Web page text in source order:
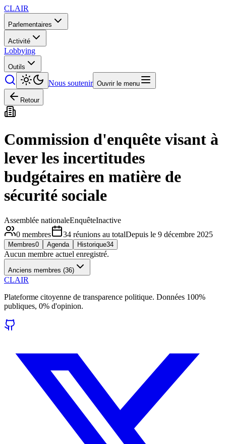
CLAIR
Parlementaires
Activité
Lobbying
Outils
Nous soutenir Ouvrir le menu
Retour
Commission d'enquête visant à
lever les incertitudes
budgétaires en matière de
sécurité sociale
Assemblée nationaleEnquêteInactive
0 membres 34 réunions au totalDepuis le 9 décembre 2025
Membres0 Agenda Historique34
Aucun membre actuel enregistré.
Anciens membres (36)
CLAIR
Plateforme citoyenne de transparence politique. Données 100%
publiques, 0% d'opinion.